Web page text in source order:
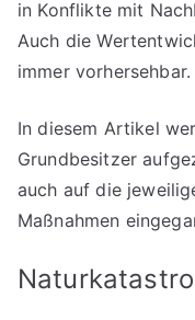
in Konflikte mit
Auch die
immer vorhersehbar.
In diesem Artikel
Grundbesitzer
auch auf die
Maßnahmen